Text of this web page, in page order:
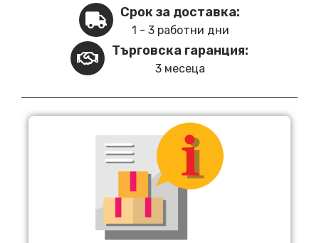
Срок за доставка:
1 - 3 работни дни
Търговска гаранция:
3 месеца